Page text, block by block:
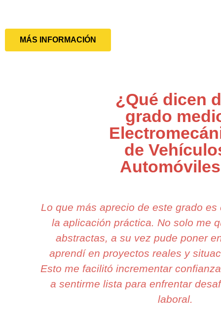
MÁS INFORMACIÓN
¿Qué dicen
grado
de
Lo que más aprecio de este grado
la aplicación práctica. No solo me
abstractas, a su vez pude poner
aprendí en proyectos reales y
Esto me facilitó incrementar
a sentirme lista para enfrentar
laboral.